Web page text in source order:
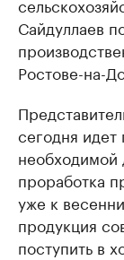
Сайдуллаев
Ростове-на-
сегодня идет
необходимой
проработка
уже к
продукция
поступить в